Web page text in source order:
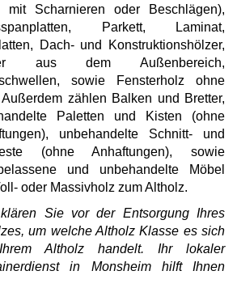
mit Scharnieren oder Beschlägen),
Parkett, Laminat,
Dach- und Konstruktionshölzer,
aus dem Außenbereich,
sowie Fensterholz ohne
zählen Balken und Bretter,
Paletten und Kisten (ohne
unbehandelte Schnitt- und
(ohne Anhaftungen), sowie
und unbehandelte Möbel
oder Massivholz zum Altholz.
Sie vor der Entsorgung Ihres
um welche Altholz Klasse es sich
Altholz handelt. Ihr lokaler
in Monsheim hilft Ihnen